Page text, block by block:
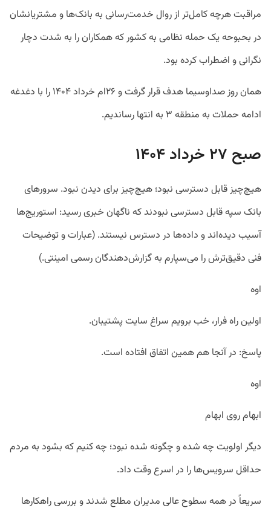
مراقبت هرچه کامل‌تر از روال خدمت‌رسانی به بانک‌ها و مشتریانشان
در بحبوحه یک حمله نظامی به کشور که همکاران را به شدت دچار
نگرانی و اضطراب کرده بود.
همان روز صداوسیما هدف قرار گرفت و ۲۶ام خرداد ۱۴۰۴ را با دغدغه
ادامه حملات به منطقه ۳ به انتها رساندیم.
صبح ۲۷ خرداد ۱۴۰۴
هیچ‌چیز قابل دسترسی نبود؛ هیچ‌چیز برای دیدن نبود. سرورهای
بانک سپه قابل دسترسی نبودند که ناگهان خبری رسید: استوریج‌ها
آسیب دیده‌اند و داده‌ها در دسترس نیستند‌. (عبارات و توضیحات
فنی دقیق‌ترش را می‌سپارم به گزارش‌دهندگان رسمی امینتی.)
اوه
اولین راه فرار، خب برویم سراغ سایت پشتیبان.
پاسخ: در آنجا هم همین اتفاق افتاده است.
اوه
ابهام روی ابهام
دیگر اولویت چه شده و چگونه شده نبود؛ چه کنیم که بشود به مردم
حداقل سرویس‌ها را در اسرع وقت داد.
سریعاً در همه سطوح عالی مدیران مطلع شدند و بررسی راهکارها